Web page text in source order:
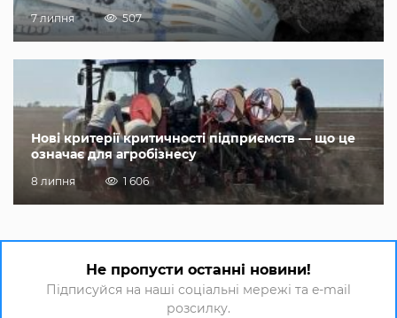
7 липня 507
Нові критерії критичності підприємств — що це
означає для агробізнесу
8 липня 1 606
Не пропусти останні новини!
Підписуйся на наші соціальні мережі та e-mail
розсилку.